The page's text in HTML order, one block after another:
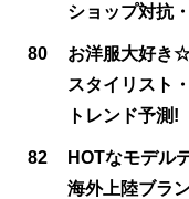
ショップ対抗
80
お洋服大好き
スタイリスト
トレンド予測!
82
HOTなモデル
海外上陸ブラ